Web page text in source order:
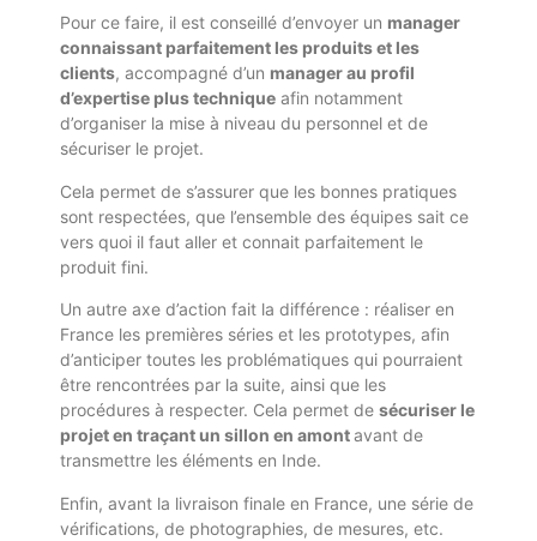
Pour ce faire, il est conseillé d’envoyer un manager
connaissant parfaitement les produits et les
clients, accompagné d’un manager au profil
d’expertise plus technique afin notamment
d’organiser la mise à niveau du personnel et de
sécuriser le projet.
Cela permet de s’assurer que les bonnes pratiques
sont respectées, que l’ensemble des équipes sait ce
vers quoi il faut aller et connait parfaitement le
produit fini.
Un autre axe d’action fait la différence : réaliser en
France les premières séries et les prototypes, afin
d’anticiper toutes les problématiques qui pourraient
être rencontrées par la suite, ainsi que les
procédures à respecter. Cela permet de sécuriser le
projet en traçant un sillon en amontavant de
transmettre les éléments en Inde.
Enfin, avant la livraison finale en France, une série de
vérifications, de photographies, de mesures, etc.